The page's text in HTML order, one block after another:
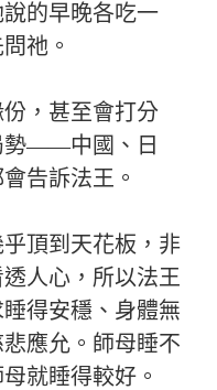
的早晚各吃一
祂。
，甚至會打分
勢——中國、日
告訴法王。
頂到天花板，非
人心，所以法王
得安穩、身體無
應允。師母睡不
就睡得較好。